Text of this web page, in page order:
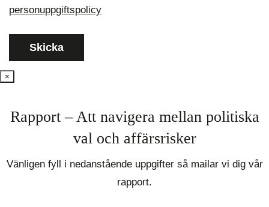
personuppgiftspolicy
×
Rapport – Att navigera mellan politiska
val och affärsrisker
Vänligen fyll i nedanstående uppgifter så mailar vi dig vår
rapport.